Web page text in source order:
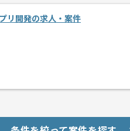
リ開発の求人・案件